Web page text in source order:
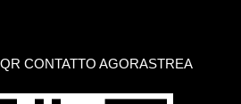
CONTATTO AGORASTREA